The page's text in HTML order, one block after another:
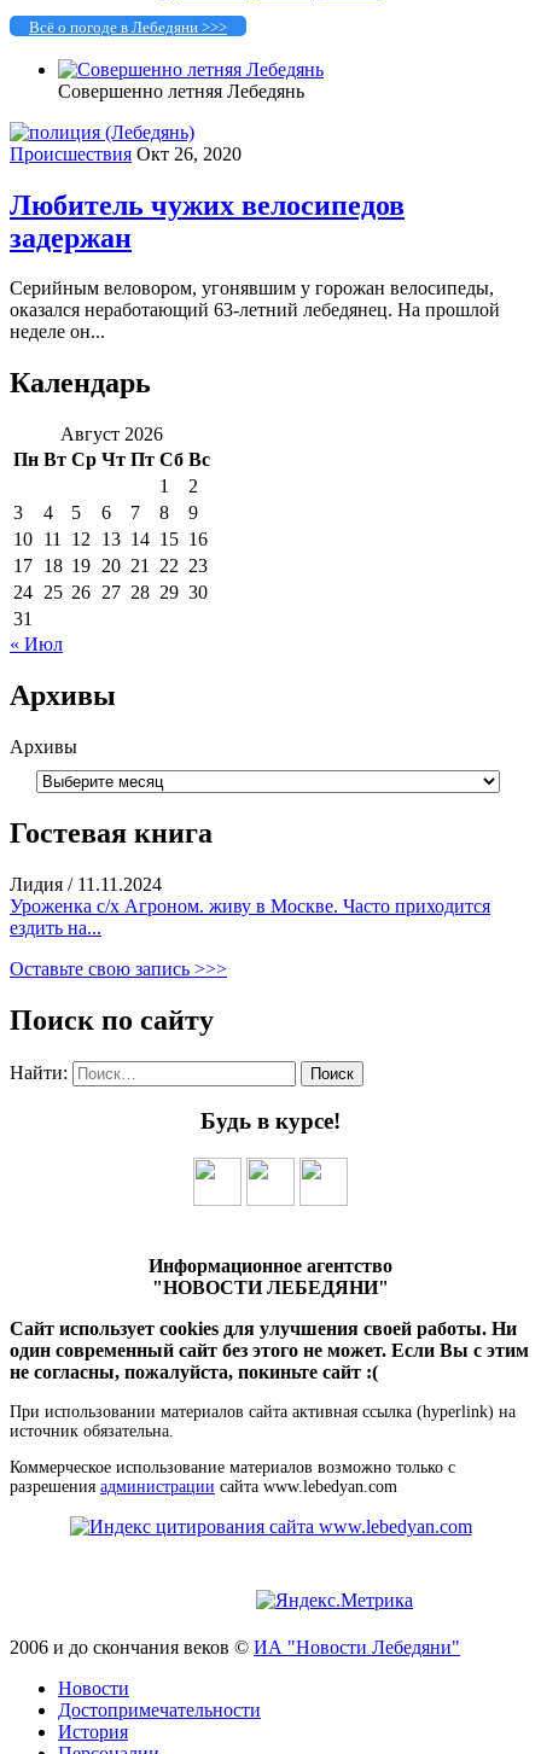
Всё о погоде в Лебедяни >>>
Совершенно летняя Лебедянь
Происшествия Окт 26, 2020
Любитель чужих велосипедов
задержан
Серийным веловором, угонявшим у горожан велосипеды,
оказался неработающий 63-летний лебедянец. На прошлой
неделе он...
Календарь
Август 2026
Пн Вт Ср Чт Пт Сб Вс
1
2
3
4 5 6 7 8
9
10 11 12 13 14 15 16
17 18 19 20 21 22 23
24 25 26 27 28 29 30
31
« Июл
Архивы
Архивы
Гостевая книга
Лидия / 11.11.2024
Уроженка с/х Агроном. живу в Москве. Часто приходится
ездить на...
Оставьте свою запись >>>
Поиск по сайту
Найти:
Будь в курсе!
Информационное агентство
"НОВОСТИ ЛЕБЕДЯНИ"
Сайт использует cookies для улучшения своей работы. Ни
один современный сайт без этого не может. Если Вы с этим
не согласны, пожалуйста, покиньте сайт :(
При использовании материалов сайта активная ссылка (hyperlink) на
источник обязательна.
Коммерческое использование материалов возможно только с
разрешения администрации сайта www.lebedyan.com
2006 и до скончания веков © ИА "Новости Лебедяни"
Новости
Достопримечательности
История